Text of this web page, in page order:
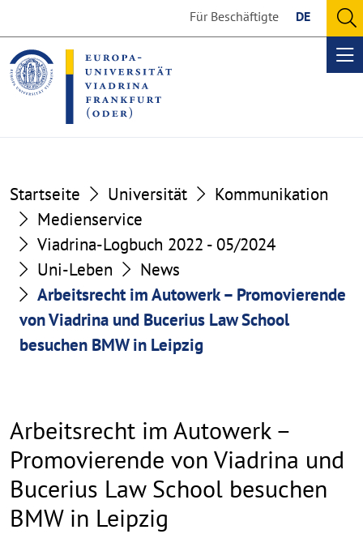
the
content
section
the
footer
section
Für Beschäftigte DE
Startseite Universität
Kommunikation
Medienservice
Viadrina-Logbuch 2022 - 05/2024
Uni-Leben
News
Arbeitsrecht im Autowerk – Promovierende
von Viadrina und Bucerius Law School
besuchen BMW in Leipzig
Arbeitsrecht im Autowerk –
Promovierende von Viadrina und
Bucerius Law School besuchen
BMW in Leipzig